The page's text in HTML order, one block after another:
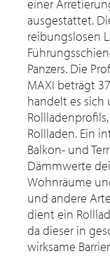
einer
ausgestattet.
reibungslosen
Panzers. Die
MAXI beträgt
handelt es sich
Rollladen. Ein
Balkon- und
Dämmwerte
Wohnräume
und andere
dient ein
da dieser in
wirksame